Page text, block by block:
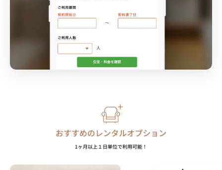
おすすめのレンタルオプション
1ヶ月以上１日単位で利用可能！